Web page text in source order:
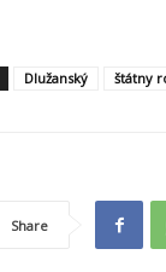
Dlužanský štátny
Share